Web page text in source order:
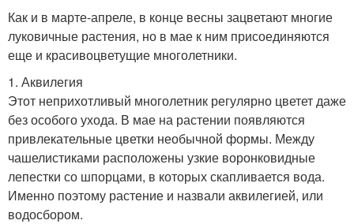
Как и в марте-апреле, в конце весны зацветают многие
луковичные растения, но в мае к ним присоединяются
еще и красивоцветущие многолетники.
1. Аквилегия
Этот неприхотливый многолетник регулярно цветет даже
без особого ухода. В мае на растении появляются
привлекательные цветки необычной формы. Между
чашелистиками расположены узкие воронковидные
лепестки со шпорцами, в которых скапливается вода.
Именно поэтому растение и назвали аквилегией, или
водосбором.